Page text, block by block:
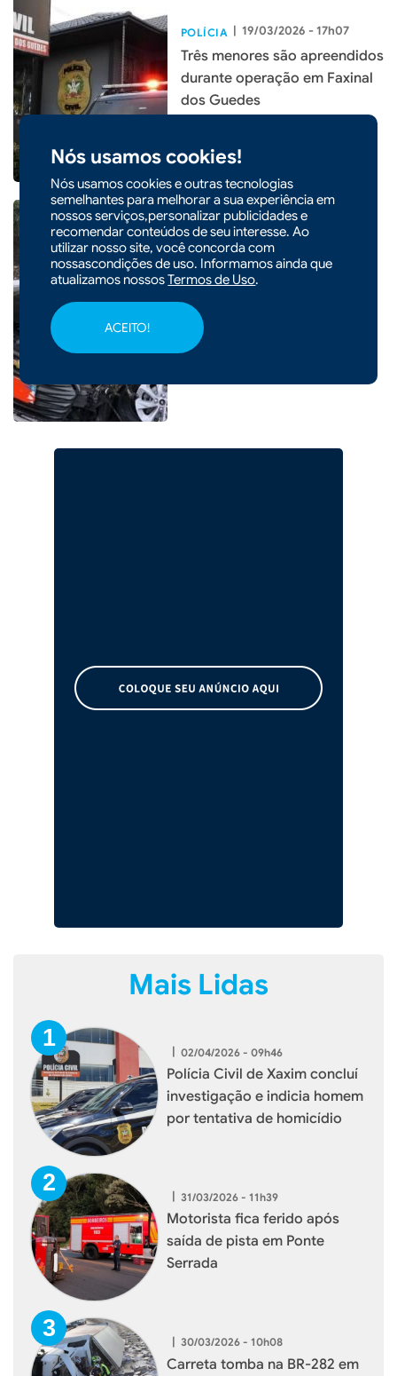
Nós usamos cookies!
Nós usamos cookies e outras tecnologias
semelhantes para melhorar a sua experiência em
nossos serviços,personalizar publicidades e
recomendar conteúdos de seu interesse. Ao
utilizar nosso site, você concorda com
nossascondições de uso. Informamos ainda que
atualizamos nossosTermos de Uso.
ACEITO!
POLÍCIA 19/03/2026 - 17h07
Três menores são apreendidos
durante operação em Faxinal
dos Guedes
| 16/03/2026 - 10h38
caminhão deixa uma pessoa
ferida em Ponte Serrada
Mais Lidas
| 02/04/2026 - 09h46
Polícia Civil de Xaxim concluí
investigação e indicia homem
por tentativa de homicídio
31/03/2026 - 11h39
Motorista fica ferido após
saída de pista em Ponte
Serrada
| 30/03/2026 - 10h08
Carreta tomba na BR-282 em